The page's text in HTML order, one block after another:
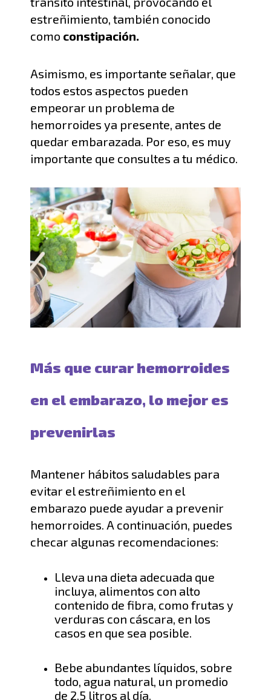
estreñimiento, también conocido
como constipación.
Asimismo, es importante señalar, que
todos estos aspectos pueden
empeorar un problema de
hemorroides ya presente, antes de
quedar embarazada. Por eso, es muy
importante que consultes a tu médico.
Más que curar hemorroides
en el embarazo, lo mejor es
prevenirlas
Mantener hábitos saludables para
evitar el estreñimiento en el
embarazo puede ayudar a prevenir
hemorroides. A continuación, puedes
checar algunas recomendaciones:
Lleva una dieta adecuada que
incluya, alimentos con alto
contenido de fibra, como frutas y
verduras con cáscara, en los
casos en que sea posible.
Bebe abundantes líquidos, sobre
todo, agua natural, un promedio
de 2.5 litros al día.